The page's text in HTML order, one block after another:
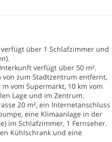
verfügt über 1 Schlafzimmer und
verfügt über 50 m².
zum Stadtzentrum entfernt,
vom Supermarkt, 10 km vom
Lage und im Zentrum.
20 m², ein Internetanschluss
eine Klimaanlage in der
im Schlafzimmer, 1 Fernseher.
Kühlschrank und eine